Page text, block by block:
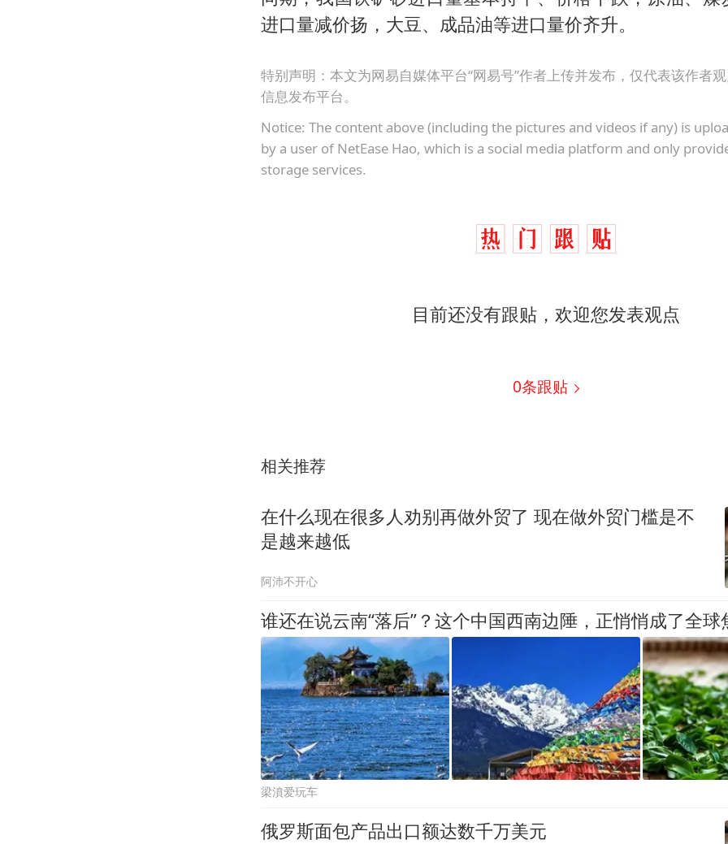
进口量减价扬，大豆、成品油等进口量价齐升。
特别声明：本文为网易自媒体平台“网易号”作者上传并发布，仅代表该作者
信息发布平台。
Notice: The content above (including the pictures and videos if any) is
by a user of NetEase Hao, which is a social media platform and only
storage services.
目前还没有跟贴，欢迎您发表观点
0条跟贴
相关推荐
在什么现在很多人劝别再做外贸了 现在做外贸门槛是不
是越来越低
阿沛不开心
谁还在说云南“落后”？这个中国西南边陲，正悄悄成了全球
梁濆爱玩车
俄罗斯面包产品出口额达数千万美元